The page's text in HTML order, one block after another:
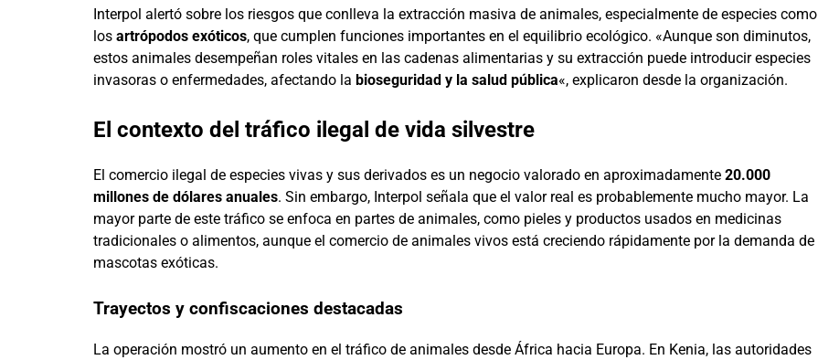
Interpol alertó sobre los riesgos que conlleva la extracción masiva de animales, especialmente de especies como
los artrópodos exóticos, que cumplen funciones importantes en el equilibrio ecológico. «Aunque son diminutos,
estos animales desempeñan roles vitales en las cadenas alimentarias y su extracción puede introducir especies
invasoras o enfermedades, afectando la bioseguridad y la salud pública«, explicaron desde la organización.
El contexto del tráfico ilegal de vida silvestre
El comercio ilegal de especies vivas y sus derivados es un negocio valorado en aproximadamente 20.000
millones de dólares anuales. Sin embargo, Interpol señala que el valor real es probablemente mucho mayor. La
mayor parte de este tráfico se enfoca en partes de animales, como pieles y productos usados en medicinas
tradicionales o alimentos, aunque el comercio de animales vivos está creciendo rápidamente por la demanda de
mascotas exóticas.
Trayectos y confiscaciones destacadas
La operación mostró un aumento en el tráfico de animales desde África hacia Europa. En Kenia, las autoridades